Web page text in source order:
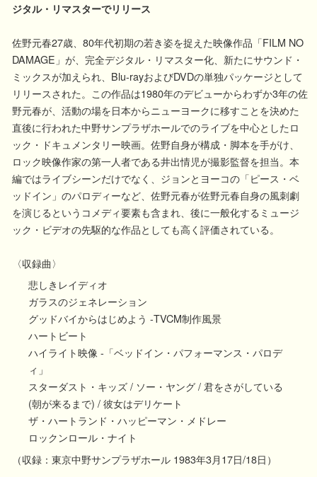
ジタル・リマスターでリリース
佐野元春27歳、80年代初期の若き姿を捉えた映像作品「FILM NO
DAMAGE」が、完全デジタル・リマスター化、新たにサウンド・
ミックスが加えられ、Blu-rayおよびDVDの単独パッケージとして
リリースされた。この作品は1980年のデビューからわずか3年の佐
野元春が、活動の場を日本からニューヨークに移すことを決めた
直後に行われた中野サンプラザホールでのライブを中心としたロ
ック・ドキュメンタリー映画。佐野自身が構成・脚本を手がけ、
ロック映像作家の第一人者である井出情児が撮影監督を担当。本
編ではライブシーンだけでなく、ジョンとヨーコの「ピース・ベ
ッドイン」のパロディーなど、佐野元春が佐野元春自身の風刺劇
を演じるというコメディ要素も含まれ、後に一般化するミュージ
ック・ビデオの先駆的な作品としても高く評価されている。
〈収録曲〉
悲しきレイディオ
ガラスのジェネレーション
グッドバイからはじめよう -TVCM制作風景
ハートビート
ハイライト映像 -「ベッドイン・パフォーマンス・パロデ
ィ」
スターダスト・キッズ / ソー・ヤング / 君をさがしている
(朝が来るまで) / 彼女はデリケート
ザ・ハートランド・ハッピーマン・メドレー
ロックンロール・ナイト
（収録：東京中野サンプラザホール 1983年3月17日/18日）